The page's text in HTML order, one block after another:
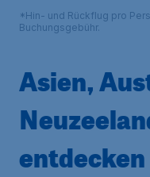
*Hin- und Rückflug pro
Buchungsgebühr.
Asien,
entdecken